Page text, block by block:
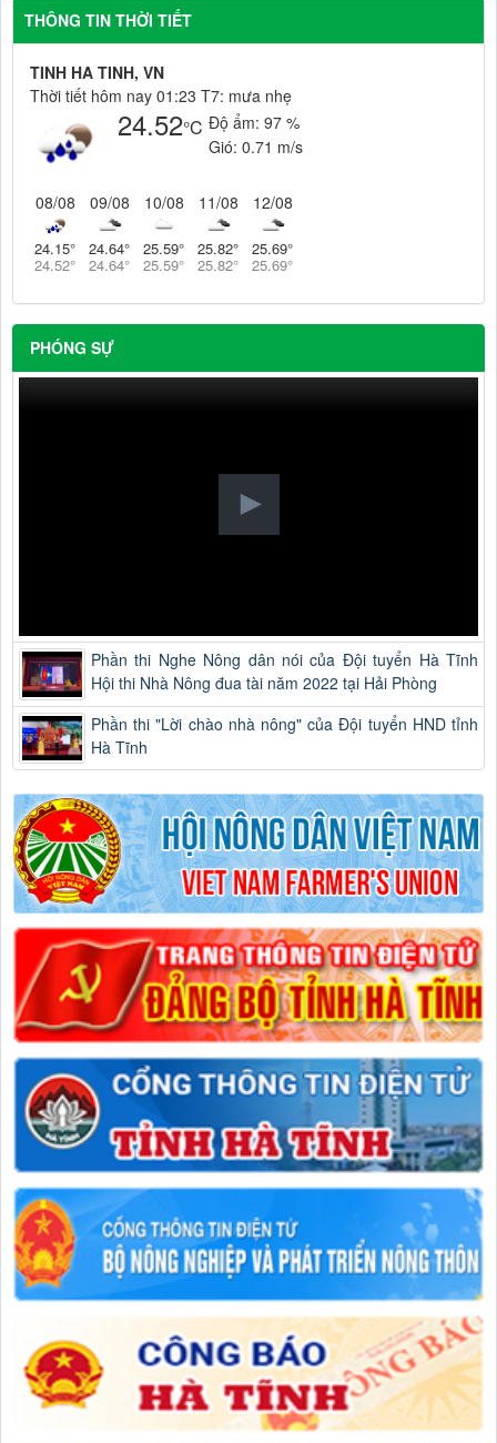
THÔNG TIN THỜI TIẾT
TINH HA TINH, VN
Thời tiết hôm nay 01:23 T7: mưa nhẹ
24.52°C Độ ẩm: 97 %
Gió: 0.71 m/s
08/08
24.15°
24.52°
09/08
24.64°
24.64°
10/08
25.59°
25.59°
11/08
25.82°
25.82°
12/08
25.69°
25.69°
PHÓNG SỰ
Phần thi Nghe Nông dân nói của Đội tuyển Hà Tĩnh
Hội thi Nhà Nông đua tài năm 2022 tại Hải Phòng
Phần thi "Lời chào nhà nông" của Đội tuyển HND tỉnh
Hà Tĩnh